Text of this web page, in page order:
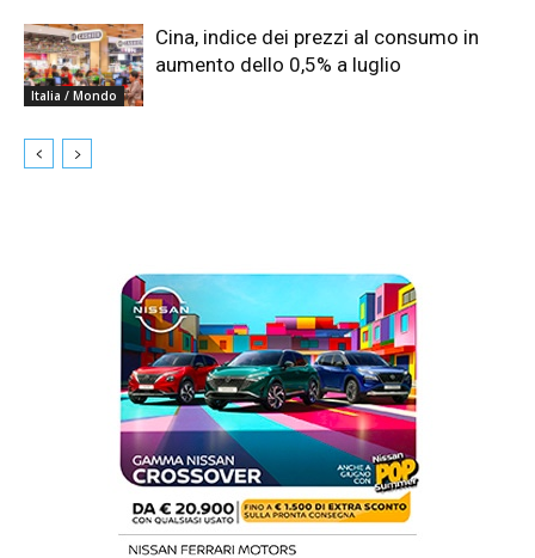
Italia / Mondo
Cina, indice dei prezzi al consumo in
aumento dello 0,5% a luglio